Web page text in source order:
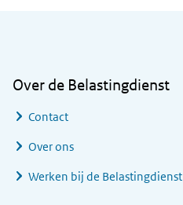
Over de Belastingdienst
Contact
Over ons
Werken bij de Belastingdienst